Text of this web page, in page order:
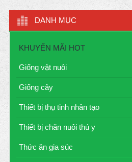
DANH MỤC
KHUYẾN MÃI HOT
Giống vật nuôi
Giống cây
Thiết bị thụ tinh nhân tạo
Thiết bị chăn nuôi thú y
Thức ăn gia súc